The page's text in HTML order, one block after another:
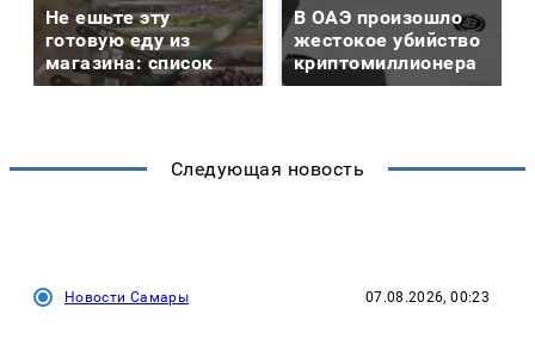
Не ешьте эту
готовую еду из
магазина: список
В ОАЭ произошло
жестокое убийство
криптомиллионера
Следующая новость
Новости Самары 07.08.2026, 00:23